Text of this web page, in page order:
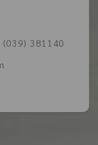
381140